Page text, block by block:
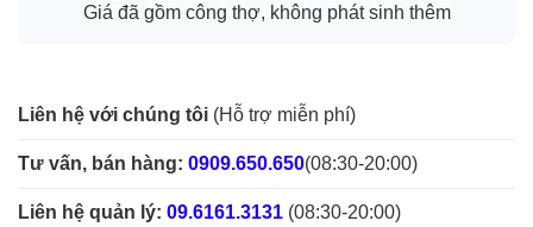
Giá đã gồm công thợ, không phát sinh thêm
Liên hệ với chúng tôi (Hỗ trợ miễn phí)
Tư vấn, bán hàng: 0909.650.650(08:30-20:00)
Liên hệ quản lý: 09.6161.3131 (08:30-20:00)